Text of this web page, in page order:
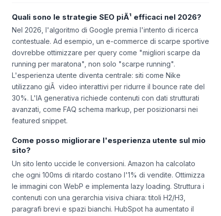
FAQ
Quali sono le strategie SEO piÃ¹ efficaci nel 2026?
Nel 2026, l'algoritmo di Google premia l'intento di ricerca
contestuale. Ad esempio, un e-commerce di scarpe sportive
dovrebbe ottimizzare per query come "migliori scarpe da
running per maratona", non solo "scarpe running".
L'esperienza utente diventa centrale: siti come Nike
utilizzano giÃ video interattivi per ridurre il bounce rate del
30%. L'IA generativa richiede contenuti con dati strutturati
featured snippet.
Come posso migliorare l'esperienza utente sul mio
sito?
Un sito lento uccide le conversioni. Amazon ha calcolato
che ogni 100ms di ritardo costano l'1% di vendite. Ottimizza
le immagini con WebP e implementa lazy loading. Struttura i